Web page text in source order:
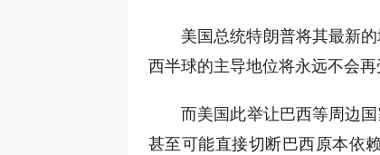
美国总统特朗普将其最新
西半球的主导地位将永远不会再
而美国此举让巴西等周边
甚至可能直接切断巴西原本依